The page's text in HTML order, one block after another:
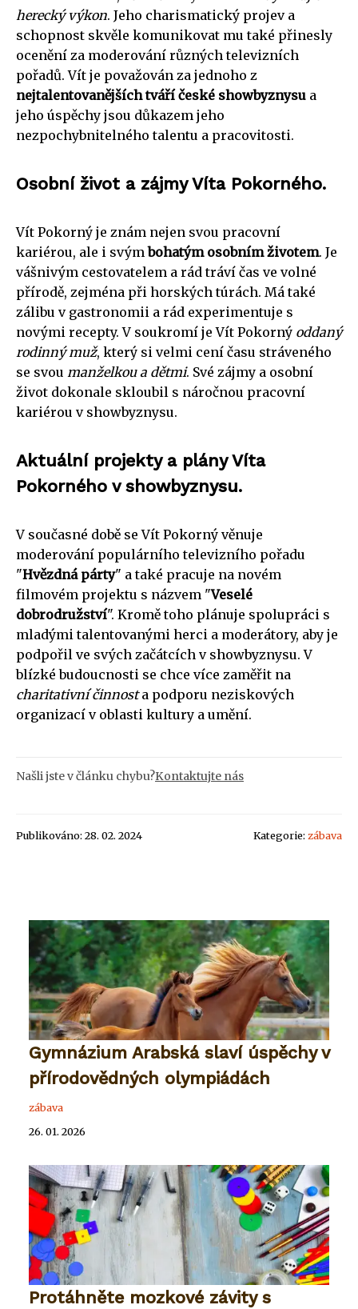
herecký výkon. Jeho charismatický projev a
schopnost skvěle komunikovat mu také přinesly
ocenění za moderování různých televizních
pořadů. Vít je považován za jednoho z
nejtalentovanějších tváří české showbyznysu a
jeho úspěchy jsou důkazem jeho
nezpochybnitelného talentu a pracovitosti.
Osobní život a zájmy Víta Pokorného.
Vít Pokorný je znám nejen svou pracovní
kariérou, ale i svýmbohatým osobním životem. Je
vášnivým cestovatelem a rád tráví čas ve volné
přírodě, zejména při horských túrách. Má také
zálibu v gastronomii a rád experimentuje s
novými recepty. V soukromí je Vít Pokorný oddaný
rodinný muž, který si velmi cení času stráveného
se svou manželkou a dětmi. Své zájmy a osobní
život dokonale skloubil s náročnou pracovní
kariérou v showbyznysu.
Aktuální projekty a plány Víta
Pokorného v showbyznysu.
V současné době se Vít Pokorný věnuje
moderování populárního televizního pořadu
"Hvězdná párty" a také pracuje na novém
filmovém projektu s názvem "Veselé
dobrodružství". Kromě toho plánuje spolupráci s
mladými talentovanými herci a moderátory, aby je
podpořil ve svých začátcích v showbyznysu. V
blízké budoucnosti se chce více zaměřit na
charitativní činnosta podporu neziskových
organizací v oblasti kultury a umění.
Našli jste v článku chybu?Kontaktujte nás
Publikováno: 28. 02. 2024 Kategorie: zábava
Gymnázium Arabská slaví úspěchy v
přírodovědných olympiádách
zábava
26. 01. 2026
Protáhněte mozkové závity s